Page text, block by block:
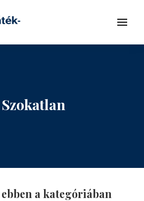
Menü
Szokatlan
a kategóriában